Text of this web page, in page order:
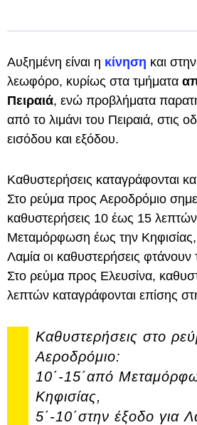
Αυξημένη είναι η κίνηση και
λεωφόρο, κυρίως στα τμήματα
Πειραιά, ενώ προβλήματα
από το λιμάνι του Πειραιά, στις
εισόδου και εξόδου.
Καθυστερήσεις καταγράφονται
Στο ρεύμα προς Αεροδρόμιο
καθυστερήσεις 10 έως 15
Μεταμόρφωση έως την
Λαμία οι καθυστερήσεις
Στο ρεύμα προς Ελευσίνα,
λεπτών καταγράφονται επίσης
Καθυστερήσεις στο
Αεροδρόμιο:
10΄-15΄από
Κηφισίας,
5΄-10΄στην έξοδο για